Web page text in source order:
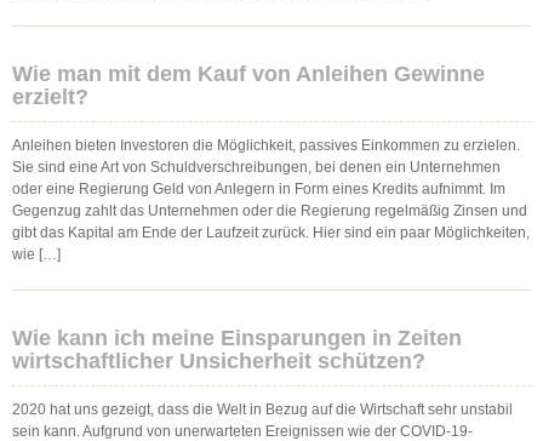
Wie man mit dem Kauf von Anleihen Gewinne
erzielt?
Anleihen bieten Investoren die Möglichkeit, passives Einkommen zu erzielen.
Sie sind eine Art von Schuldverschreibungen, bei denen ein Unternehmen
oder eine Regierung Geld von Anlegern in Form eines Kredits aufnimmt. Im
Gegenzug zahlt das Unternehmen oder die Regierung regelmäßig Zinsen und
gibt das Kapital am Ende der Laufzeit zurück. Hier sind ein paar Möglichkeiten,
wie […]
Wie kann ich meine Einsparungen in Zeiten
wirtschaftlicher Unsicherheit schützen?
2020 hat uns gezeigt, dass die Welt in Bezug auf die Wirtschaft sehr unstabil
sein kann. Aufgrund von unerwarteten Ereignissen wie der COVID-19-